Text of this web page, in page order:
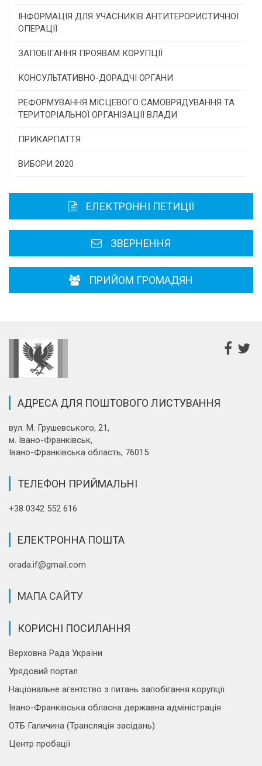
Конкурс проектів та програм місцевого
самоврядування
Конкурс інститутів громадянського суспільства
Програми/конкурси МТД
ІНФОРМАЦІЯ ДЛЯ УЧАСНИКІВ АНТИТЕРОРИСТИЧНОЇ
ОПЕРАЦІЇ
ЗАПОБІГАННЯ ПРОЯВАМ КОРУПЦІЇ
КОНСУЛЬТАТИВНО-ДОРАДЧІ ОРГАНИ
Консультативна рада
РЕФОРМУВАННЯ МІСЦЕВОГО САМОВРЯДУВАННЯ ТА
ТЕРИТОРІАЛЬНОЇ ОРГАНІЗАЦІЇ ВЛАДИ
ПРИКАРПАТТЯ
Історична довідка
Районні, міські ради
ВИБОРИ 2020
ЕЛЕКТРОННІ ПЕТИЦІЇ
ЗВЕРНЕННЯ
ПРИЙОМ ГРОМАДЯН
АДРЕСА ДЛЯ ПОШТОВОГО ЛИСТУВАННЯ
вул. М. Грушевського, 21,
м. Івано-Франківськ,
Івано-Франківська область, 76015
ТЕЛЕФОН ПРИЙМАЛЬНІ
+38 0342 552 616
ЕЛЕКТРОННА ПОШТА
orada.if@gmail.com
МАПА САЙТУ
КОРИСНІ ПОСИЛАННЯ
Верховна Рада України
Урядовий портал
Національне агентство з питань запобігання корупції
Івано-Франківська обласна державна адміністрація
ОТБ Галичина (Трансляція засідань)
Центр пробації